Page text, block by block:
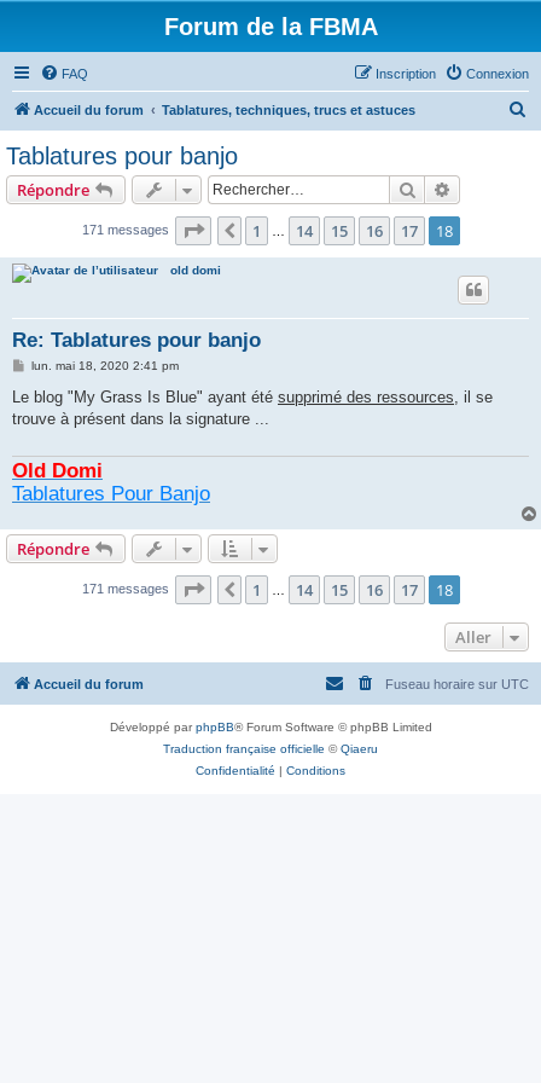
Forum de la FBMA
FAQ Connexion
Inscription
Accueil du forum Tablatures, techniques, trucs et astuces
Tablatures pour banjo
Répondre Rechercher
171 messages Page 18 sur 18
Précédent
1 14 15 16 17 18
old domi
Re: Tablatures pour banjo
M
s
a
lun. mai 18, 2020 2:41 pm
Le blog "My Grass Is Blue" ayant été supprimé des ressources, il se
trouve à présent dans la signature ...
Old Domi
Tablatures Pour Banjo
Répondre
171 messages Page 18 sur 18
Précédent
1 14 15 16 17 18
Aller
Accueil du forum Fuseau horaire sur UTC
Développé parphpBB® Forum Software © phpBB Limited
Traduction française officielle ©Qiaeru
Confidentialité | Conditions